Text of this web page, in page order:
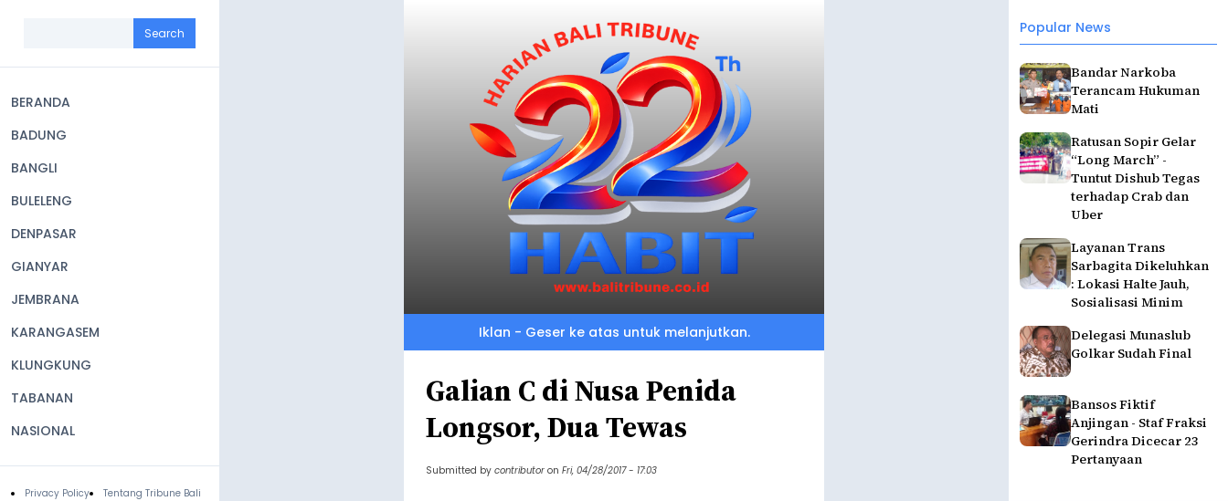
navigation
BERANDA
BADUNG
BANGLI
BULELENG
DENPASAR
GIANYAR
JEMBRANA
KARANGASEM
KLUNGKUNG
TABANAN
NASIONAL
Privacy Policy
Tentang Tribune Bali
Popular News
Bandar Narkoba
Terancam Hukuman
Mati
Ratusan Sopir Gelar
“Long March” -
Tuntut Dishub Tegas
terhadap Crab dan
Uber
Layanan Trans
Sarbagita Dikeluhkan
: Lokasi Halte Jauh,
Sosialisasi Minim
Delegasi Munaslub
Golkar Sudah Final
Bansos Fiktif
Anjingan - Staf Fraksi
Gerindra Dicecar 23
Pertanyaan
Iklan - Geser ke atas untuk melanjutkan.
Galian C di Nusa Penida
Longsor, Dua Tewas
Submitted by contributor on Fri, 04/28/2017 - 17:03